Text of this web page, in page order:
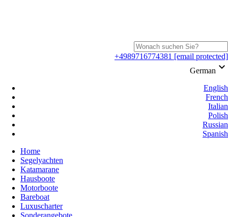
+4989716774381 [email protected]
German keyboard_arrow_down
English
French
Italian
Polish
Russian
Spanish
Home
Segelyachten
Katamarane
Hausboote
Motorboote
Bareboat
Luxuscharter
Sonderangebote